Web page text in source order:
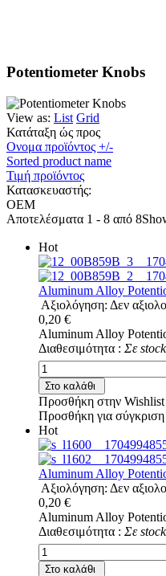
Potentiometer Knobs
View as: List Grid
Κατάταξη ώς προς
Ονομα προϊόντος +/-
Sorted product name
Τιμή προϊόντος
Κατασκευαστής:
OEM
Αποτελέσματα 1 - 8 από 8
Hot
Aluminum Alloy
Αξιολόγηση: Δεν
0,20 €
Aluminum Alloy
Διαθεσιμότητα : Σε stock
Στο καλάθι
Προσθήκη στην Wishlist
Προσθήκη για σύγκριση
Hot
Aluminum Alloy
Αξιολόγηση: Δεν
0,20 €
Aluminum Alloy
Διαθεσιμότητα : Σε stock
Στο καλάθι